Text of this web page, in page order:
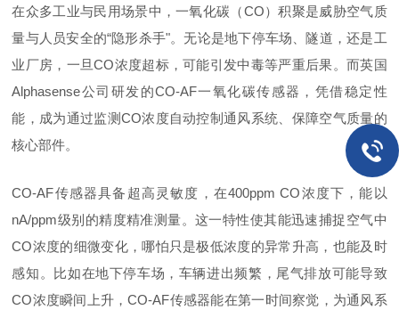
在众多工业与民用场景中，一氧化碳（CO）积聚是威胁空气质
量与人员安全的“隐形杀手"。无论是地下停车场、隧道，还是工
业厂房，一旦CO浓度超标，可能引发中毒等严重后果。而英国
Alphasense公司研发的CO-AF一氧化碳传感器，凭借稳定性
能，成为通过监测CO浓度自动控制通风系统、保障空气质量的
核心部件。
CO-AF传感器具备超高灵敏度，在400ppm CO浓度下，能以
nA/ppm级别的精度精准测量。这一特性使其能迅速捕捉空气中
CO浓度的细微变化，哪怕只是极低浓度的异常升高，也能及时
感知。比如在地下停车场，车辆进出频繁，尾气排放可能导致
CO浓度瞬间上升，CO-AF传感器能在第一时间察觉，为通风系